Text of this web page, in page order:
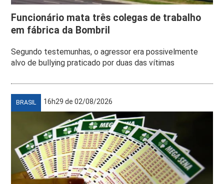
Funcionário mata três colegas de trabalho
em fábrica da Bombril
Segundo testemunhas, o agressor era possivelmente
alvo de bullying praticado por duas das vítimas
BRASIL 16h29 de 02/08/2026